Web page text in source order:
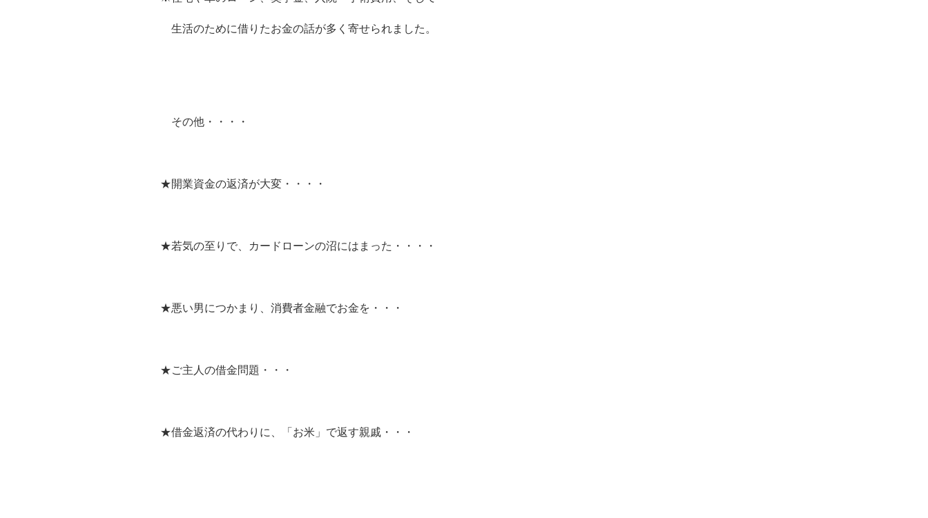
生活のために借りたお金の話が多く寄せられました。
その他・・・・
★開業資金の返済が大変・・・・
★若気の至りで、カードローンの沼にはまった・・・・
★悪い男につかまり、消費者金融でお金を・・・
★ご主人の借金問題・・・
★借金返済の代わりに、「お米」で返す親戚・・・